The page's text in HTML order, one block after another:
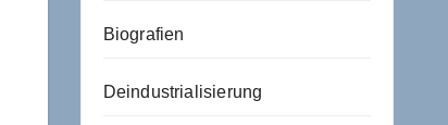
Biografien
Deindustrialisierung